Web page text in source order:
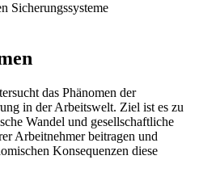
Sicherungssysteme
das Phänomen der
in der Arbeitswelt. Ziel ist es zu
Wandel und gesellschaftliche
Arbeitnehmer beitragen und
Konsequenzen diese